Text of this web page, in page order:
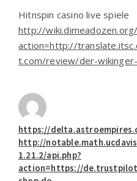
Hitnspin casino live spiele
http://
action=http://
t.com/review/der-
https://
http://
1.21.2/api.php?
action=https://